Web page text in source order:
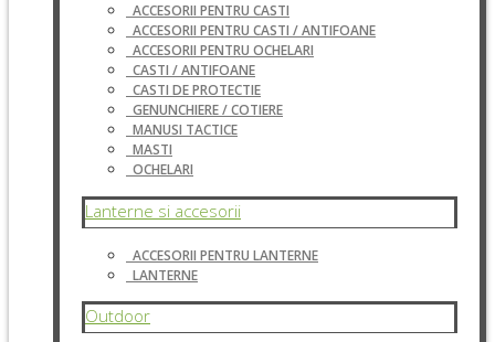
ACCESORII PENTRU CASTI
ACCESORII PENTRU CASTI / ANTIFOANE
ACCESORII PENTRU OCHELARI
CASTI / ANTIFOANE
CASTI DE PROTECTIE
GENUNCHIERE / COTIERE
MANUSI TACTICE
MASTI
OCHELARI
Lanterne si accesorii
ACCESORII PENTRU LANTERNE
LANTERNE
Outdoor